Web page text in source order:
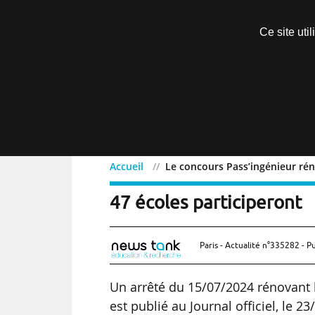
Accueil Le concours Pass’ingénieur
Le concours
47 écoles participeront
Paris - Actualité n°335282 -
Un arrêté du 15/07/2024
est publié au Journal officiel, le
Ce site